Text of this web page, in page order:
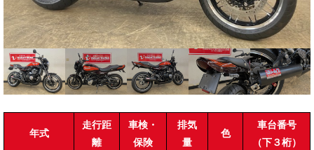
年式
走行距
離
車検・
保険
排気
量
色
車台番号
（下３桁）